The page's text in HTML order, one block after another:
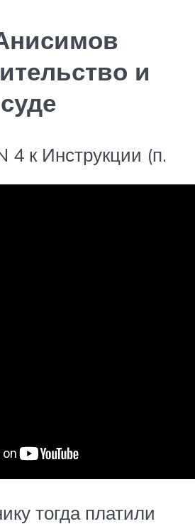
и
4 к Инструкции (п.
тогда платили